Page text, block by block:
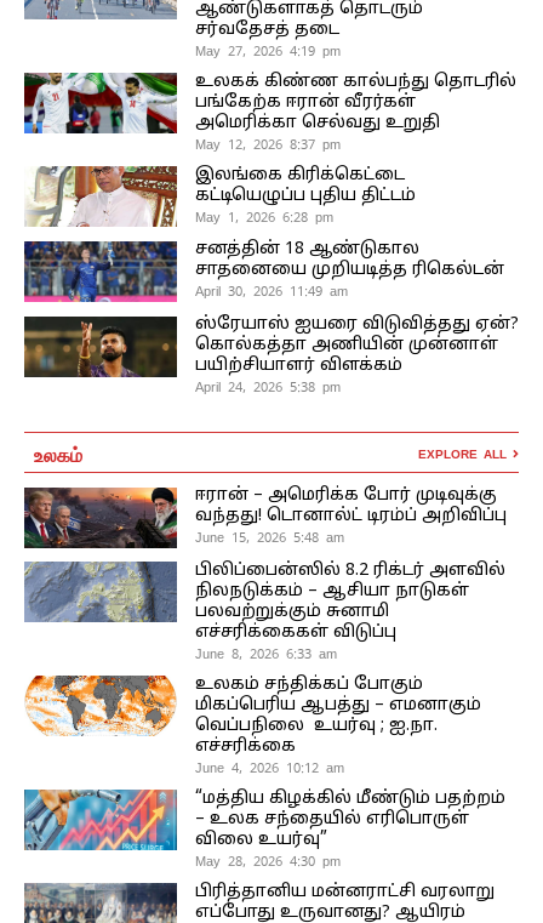
ஆண்டுகளாகத் தொடரும்
சர்வதேசத் தடை
May 27, 2026 4:19 pm
உலகக் கிண்ண கால்பந்து தொடரில்
பங்கேற்க ஈரான் வீரர்கள்
அமெரிக்கா செல்வது உறுதி
May 12, 2026 8:37 pm
இலங்கை கிரிக்கெட்டை
கட்டியெழுப்ப புதிய திட்டம்
May 1, 2026 6:28 pm
சனத்தின் 18 ஆண்டுகால
சாதனையை முறியடித்த ரிகெல்டன்
April 30, 2026 11:49 am
ஸ்ரேயாஸ் ஐயரை விடுவித்தது ஏன்?
கொல்கத்தா அணியின் முன்னாள்
பயிற்சியாளர் விளக்கம்
April 24, 2026 5:38 pm
உலகம் EXPLORE ALL
ஈரான் – அமெரிக்க போர் முடிவுக்கு
வந்தது! டொனால்ட் டிரம்ப் அறிவிப்பு
June 15, 2026 5:48 am
பிலிப்பைன்ஸில் 8.2 ரிக்டர் அளவில்
நிலநடுக்கம் – ஆசியா நாடுகள்
பலவற்றுக்கும் சுனாமி
எச்சரிக்கைகள் விடுப்பு
June 8, 2026 6:33 am
உலகம் சந்திக்கப் போகும்
மிகப்பெரிய ஆபத்து – எமனாகும்
வெப்பநிலை உயர்வு ; ஐ.நா.
எச்சரிக்கை
June 4, 2026 10:12 am
“மத்திய கிழக்கில் மீண்டும் பதற்றம்
– உலக சந்தையில் எரிபொருள்
விலை உயர்வு”
May 28, 2026 4:30 pm
பிரித்தானிய மன்னராட்சி வரலாறு
எப்போது உருவானது? ஆயிரம்